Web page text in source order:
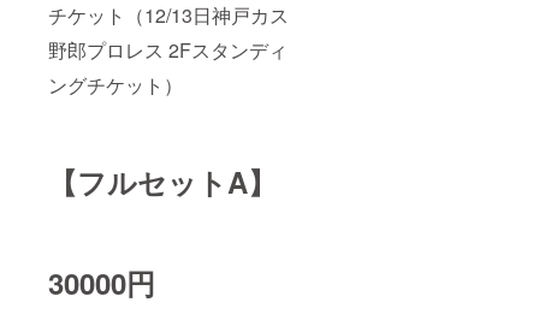
チケット（12/13日神戸カス
野郎プロレス 2Fスタンディ
ングチケット）
【フルセットA】
30000円